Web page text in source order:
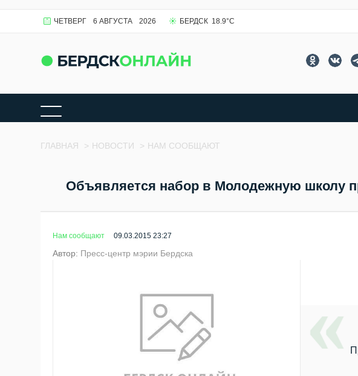
ЧЕТВЕРГ 6 АВГУСТА 2026 БЕРДСК 18.9°C
ГЛАВНАЯ > НОВОСТИ > НАМ СООБЩАЮТ
Объявляется набор в Молодежную школу
Нам сообщают 09.03.2015 23:27
Автор: Пресс-центр мэрии Бердска